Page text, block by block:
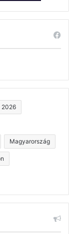
2026
Magyarország